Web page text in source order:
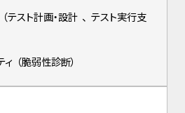
（テスト計画・設計 、 テスト実行支
ィ （脆弱性診断）